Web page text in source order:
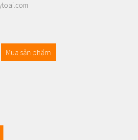
Mua sản phẩm